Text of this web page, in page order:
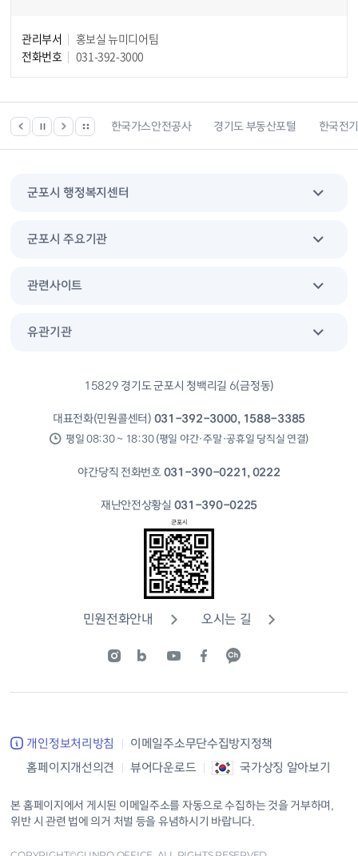
관리부서
홍보실 뉴미디어팀
전화번호
031-392-3000
한국건강관리협회 한국가스안전공사 경기도 부동산포털 한국전
군포시 행정복지센터
군포시 주요기관
관련사이트
유관기관
15829 경기도 군포시 청백리길 6(금정동)
대표전화(민원콜센터) 031-392-3000, 1588-3385
평일 08:30 ~ 18:30 (평일 야간·주말·공휴일 당직실 연결)
야간당직 전화번호031-390-0221, 0222
재난안전상황실 031-390-0225
민원전화안내 오시는 길
개인정보처리방침
이메일주소무단수집방지정책
홈페이지개선의견
뷰어다운로드 국가상징 알아보기
본 홈페이지에서 게시된 이메일주소를 자동으로 수집하는 것을 거부하며,
위반 시 관련 법에 의거 처벌 등을 유념하시기 바랍니다.